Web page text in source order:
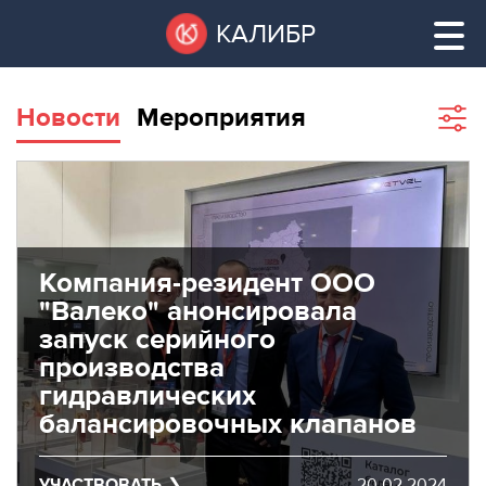
все
к
ВАКАНТНЫЕ ПЛОЩАДИ
ТЕХНОПАРК
АРЕНДА ПОМЕЩЕНИЙ
КОНФЕРЕНЦ-ЗАЛЫ
НОВОСТИ
КАЛИБР
ПЛОЩАДИ
ТЕХНОПАРК
КОНФЕРЕНЦ-
ЗАЛЫ
НОВОСТИ
О
КАЛИБРЕ
Новости Мероприятия
Компания-резидент ООО
"Валеко" анонсировала
запуск серийного
производства
гидравлических
балансировочных клапанов